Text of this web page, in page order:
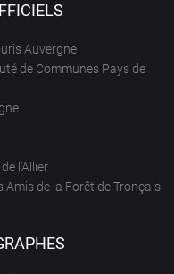
Auvergne
de Communes Pays de
l'Allier
Amis de la Forêt de Tronçais